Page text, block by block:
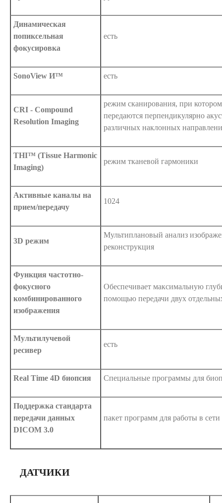
Динамическая
попиксельная
фокусировка
есть
SonoView И™ есть
CRI - Compound
Resolution Imaging
режим сканирования, при
передаются перпендикулярно
различных наклонных
THI™ (Tissue Harmonic
Imaging)
режим тканевой гармоники
Активные каналы на
прием/передачу
1024
3D режим
Мультиплановый анализ
реконструкция
Функция частотно-
фокусного
комбинированного
изображения
Обеспечивает максимальную
помощью передачи двух
Мультилучевой
ресивер
есть
Real Time 4D биопсия Специальные программы для
Поддержка стандарта
передачи данных
DICOM 3.0
пакет программ для работы в
ДАТЧИКИ